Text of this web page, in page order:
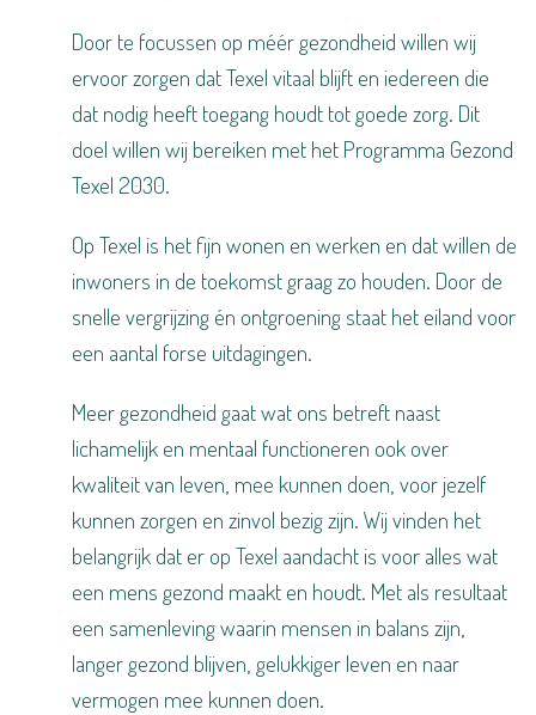
Door te focussen op méér gezondheid willen wij
ervoor zorgen dat Texel vitaal blijft en iedereen die
dat nodig heeft toegang houdt tot goede zorg. Dit
doel willen wij bereiken met het Programma Gezond
Texel 2030.
Op Texel is het fijn wonen en werken en dat willen de
inwoners in de toekomst graag zo houden. Door de
snelle vergrijzing ​én ontgroening staat het eiland voor
een aantal forse uitdagingen.
Meer gezondheid gaat wat ons betreft naast
lichamelijk en mentaal functioneren ook over
kwaliteit van leven, mee kunnen doen, voor jezelf
kunnen zorgen en zinvol bezig zijn. Wij vinden het
belangrijk dat er op Texel aandacht is voor alles wat
een mens gezond maakt en houdt. Met als resultaat
een samenleving waarin mensen in balans zijn,
langer gezond blijven, gelukkiger leven en naar
vermogen mee kunnen doen.